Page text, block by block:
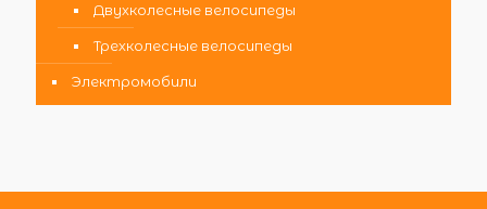
Двухколесные велосипеды
Трехколесные велосипеды
Электромобили